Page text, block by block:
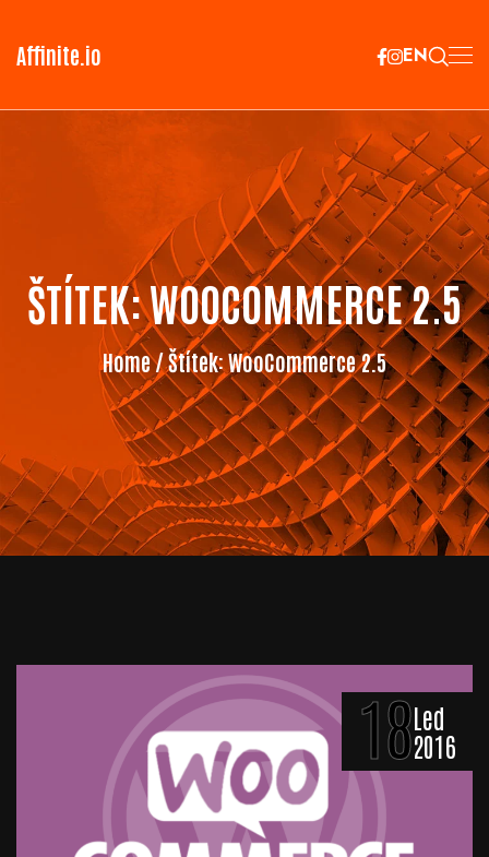
Affinite.io EN
ŠTÍTEK:WOOCOMMERCE 2.5
Home/ Štítek:WooCommerce 2.5
18Led
2016